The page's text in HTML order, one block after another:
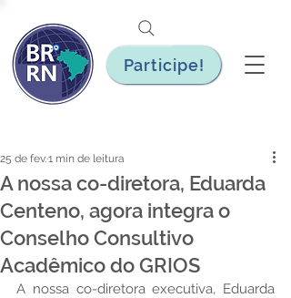
Participe!
A nossa co-diretora, Eduarda
Centeno, agora integra o
Conselho Consultivo
Acadêmico do GRIOS
25 de fev.1 min de leitura
A nossa co-diretora executiva, Eduarda